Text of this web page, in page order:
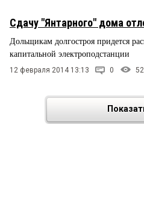
СТИЛЬ ЖИЗНИ
Сдачу "Янтарного" дома
Дольщикам долгостроя придется
капитальной электроподстанции
12 февраля 2014 13:13 0